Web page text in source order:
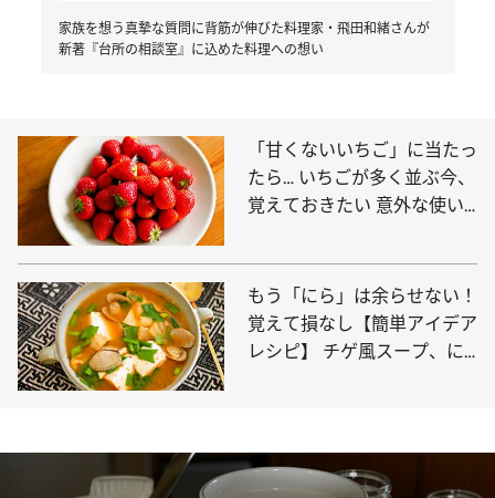
家族を想う真摯な質問に背筋が伸びた料理家・飛田和緒さんが
新著『台所の相談室』に込めた料理への想い
「甘くないいちご」に当たっ
たら… いちごが多く並ぶ今、
覚えておきたい 意外な使い
もう「にら」は余らせない！
覚えて損なし【簡単アイデア
レシピ】 チゲ風スープ、に